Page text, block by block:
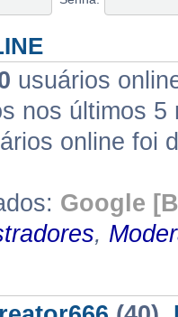
usuários
nos últimos 5
online foi
Google
,